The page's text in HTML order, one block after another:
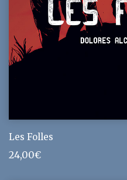
Les Folles
24,00€